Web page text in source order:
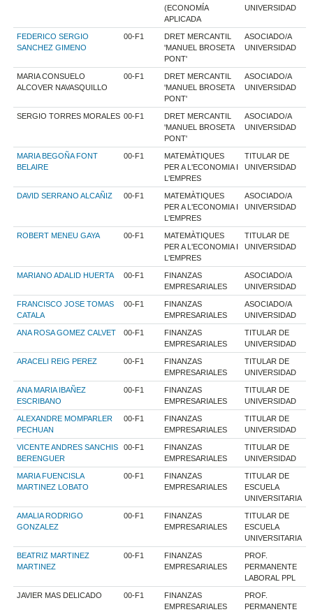
(ECONOMÍA
APLICADA
UNIVERSIDAD
FEDERICO SERGIO
SANCHEZ GIMENO
00-F1
DRET MERCANTIL
'MANUEL BROSETA
PONT'
ASOCIADO/A
UNIVERSIDAD
MARIA CONSUELO
ALCOVER NAVASQUILLO
00-F1
DRET MERCANTIL
'MANUEL BROSETA
PONT'
ASOCIADO/A
UNIVERSIDAD
SERGIO TORRES MORALES 00-F1
DRET MERCANTIL
'MANUEL BROSETA
PONT'
ASOCIADO/A
UNIVERSIDAD
MARIA BEGOÑA FONT
BELAIRE
00-F1
MATEMÀTIQUES
PER A L'ECONOMIA I
L'EMPRES
TITULAR DE
UNIVERSIDAD
DAVID SERRANO ALCAÑIZ 00-F1
MATEMÀTIQUES
PER A L'ECONOMIA I
L'EMPRES
ASOCIADO/A
UNIVERSIDAD
ROBERT MENEU GAYA 00-F1
MATEMÀTIQUES
PER A L'ECONOMIA I
L'EMPRES
TITULAR DE
UNIVERSIDAD
MARIANO ADALID HUERTA 00-F1
FINANZAS
EMPRESARIALES
ASOCIADO/A
UNIVERSIDAD
FRANCISCO JOSE TOMAS
CATALA
00-F1
FINANZAS
EMPRESARIALES
ASOCIADO/A
UNIVERSIDAD
ANA ROSA GOMEZ CALVET 00-F1
FINANZAS
EMPRESARIALES
TITULAR DE
UNIVERSIDAD
ARACELI REIG PEREZ 00-F1
FINANZAS
EMPRESARIALES
TITULAR DE
UNIVERSIDAD
ANA MARIA IBAÑEZ
ESCRIBANO
00-F1
FINANZAS
EMPRESARIALES
TITULAR DE
UNIVERSIDAD
ALEXANDRE MOMPARLER
PECHUAN
00-F1
FINANZAS
EMPRESARIALES
TITULAR DE
UNIVERSIDAD
VICENTE ANDRES SANCHIS
BERENGUER
00-F1
FINANZAS
EMPRESARIALES
TITULAR DE
UNIVERSIDAD
MARIA FUENCISLA
MARTINEZ LOBATO
00-F1
FINANZAS
EMPRESARIALES
TITULAR DE
ESCUELA
UNIVERSITARIA
AMALIA RODRIGO
GONZALEZ
00-F1
FINANZAS
EMPRESARIALES
TITULAR DE
ESCUELA
UNIVERSITARIA
BEATRIZ MARTINEZ
MARTINEZ
00-F1
FINANZAS
EMPRESARIALES
PROF.
PERMANENTE
LABORAL PPL
JAVIER MAS DELICADO 00-F1
FINANZAS
EMPRESARIALES
PROF.
PERMANENTE